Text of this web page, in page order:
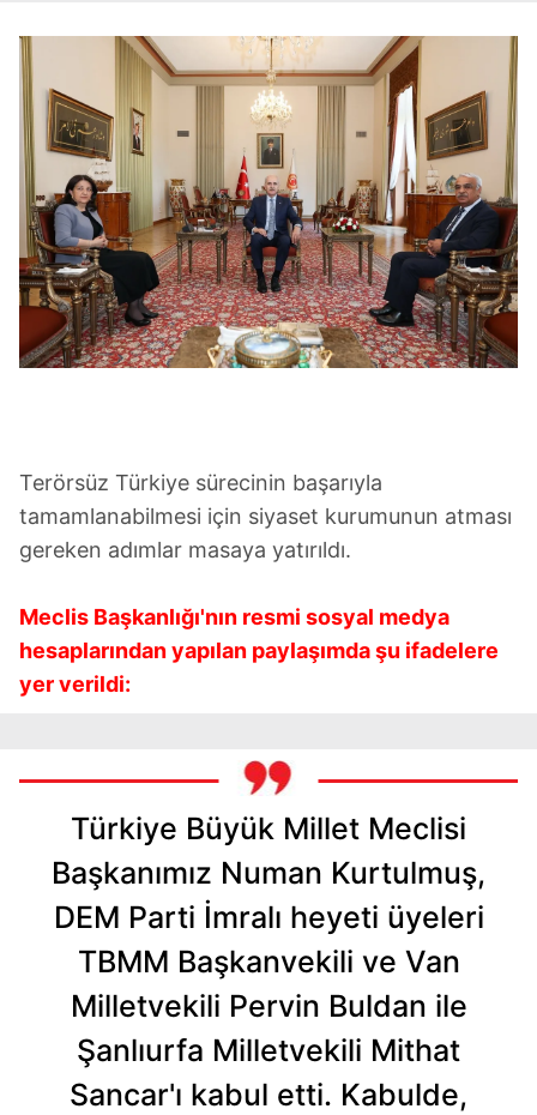
Terörsüz Türkiye sürecinin başarıyla
tamamlanabilmesi için siyaset kurumunun atması
gereken adımlar masaya yatırıldı.
Meclis Başkanlığı'nın resmi sosyal medya
hesaplarından yapılan paylaşımda şu ifadelere
yer verildi:
Türkiye Büyük Millet Meclisi
Başkanımız Numan Kurtulmuş,
DEM Parti İmralı heyeti üyeleri
TBMM Başkanvekili ve Van
Milletvekili Pervin Buldan ile
Şanlıurfa Milletvekili Mithat
Sancar'ı kabul etti. Kabulde,